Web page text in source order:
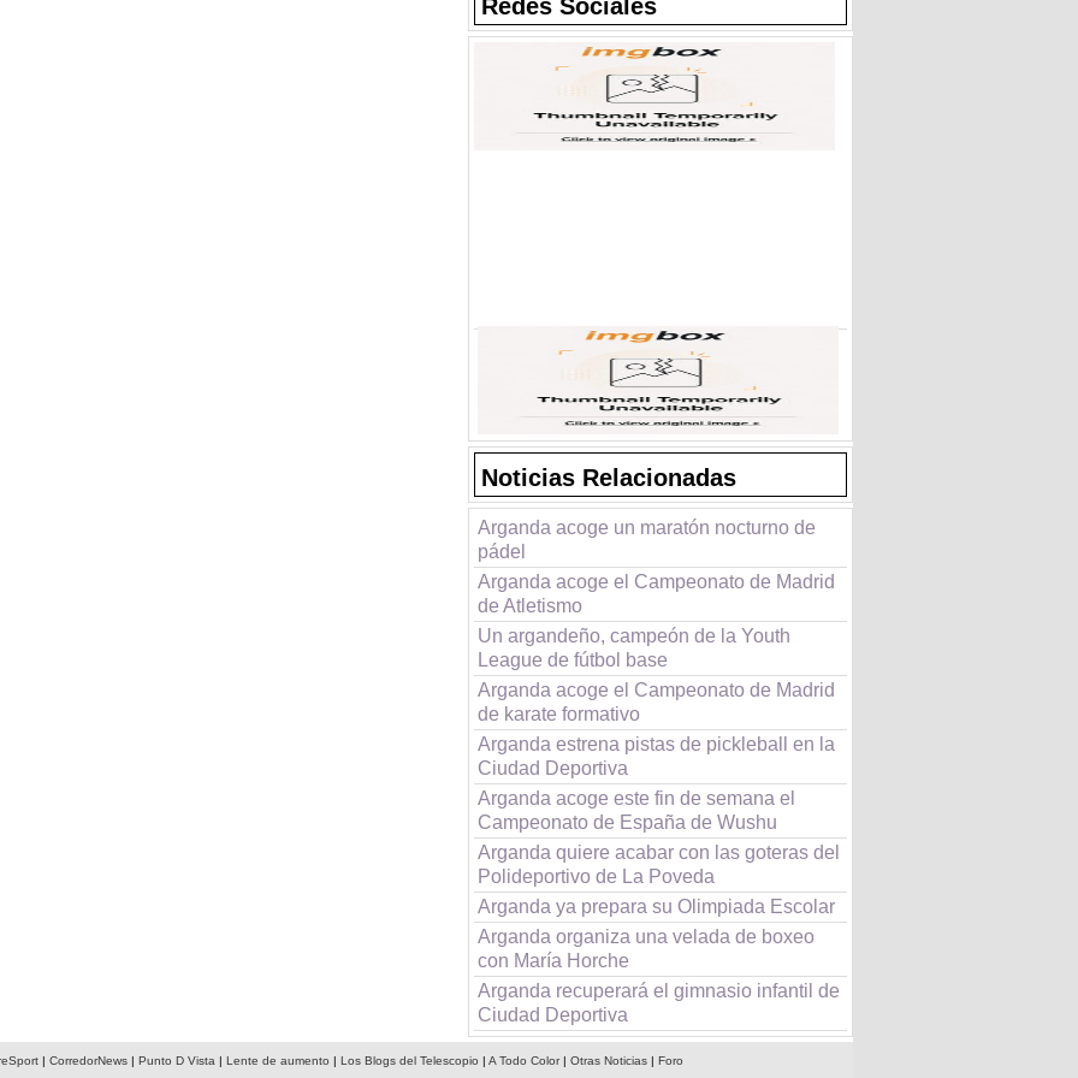
Redes Sociales
Noticias Relacionadas
Arganda acoge un maratón nocturno de
pádel
Arganda acoge el Campeonato de Madrid
de Atletismo
Un argandeño, campeón de la Youth
League de fútbol base
Arganda acoge el Campeonato de Madrid
de karate formativo
Arganda estrena pistas de pickleball en la
Ciudad Deportiva
Arganda acoge este fin de semana el
Campeonato de España de Wushu
Arganda quiere acabar con las goteras del
Polideportivo de La Poveda
Arganda ya prepara su Olimpiada Escolar
Arganda organiza una velada de boxeo
con María Horche
Arganda recuperará el gimnasio infantil de
Ciudad Deportiva
| CorredorNews| Punto D Vista | Lente de aumento | Los Blogs del Telescopio | A Todo Color| Otras Noticias| Foro